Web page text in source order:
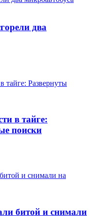
два
в тайге:
поиски
битой и снимали